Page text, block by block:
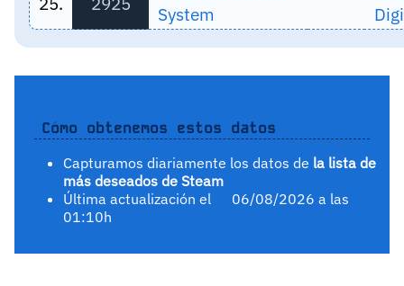
System
Cómo obtenemos estos datos
Capturamos diariamente los datos de la lista de
más deseados de Steam
Última actualización el
06/08/2026 a las
01:10h